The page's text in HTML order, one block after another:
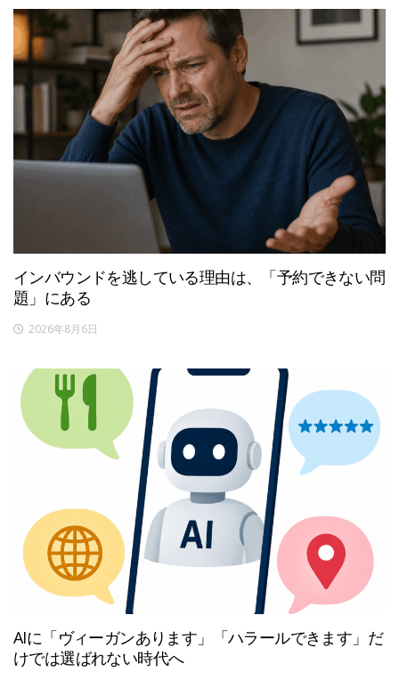
インバウンドを逃している理由は、「予約できない問
題」にある
2026年8月6日
AIに「ヴィーガンあります」「ハラールできます」だ
けでは選ばれない時代へ